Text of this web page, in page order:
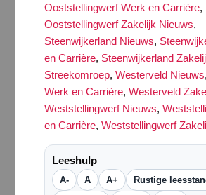
Ooststellingwerf Werk en Carrière,
Ooststellingwerf Zakelijk Nieuws,
Steenwijkerland Nieuws,
en Carrière, Steenwijkerland
Streekomroep, Westerveld Nieuws,
Werk en Carrière, Westerveld
Weststellingwerf Nieuws,
en Carrière, Weststellingwerf
Leeshulp
A- A A+ Rustige